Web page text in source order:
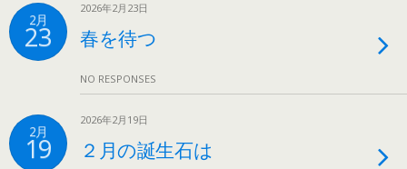
2月
23
2026年2月23日
春を待つ
NO RESPONSES
2月
19
2026年2月19日
２月の誕生石は